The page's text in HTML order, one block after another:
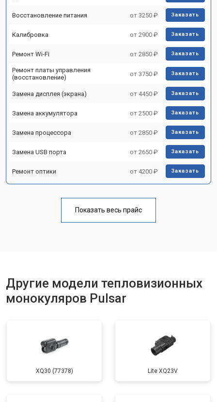
Восстановление питания от 3250 ₽ Заказать
Калибровка от 2900 ₽ Заказать
Ремонт Wi-Fi от 2850 ₽ Заказать
Ремонт платы управления
(восстановление)
от 3750 ₽ Заказать
Замена дисплея (экрана) от 4450 ₽ Заказать
Замена аккумулятора от 2500 ₽ Заказать
Замена процессора от 2850 ₽ Заказать
Замена USB порта от 2650 ₽ Заказать
Ремонт оптики от 4200 ₽ Заказать
Показать весь прайс
Другие модели тепловизионных
монокуляров Pulsar
XQ30 (77378) Lite XQ23V